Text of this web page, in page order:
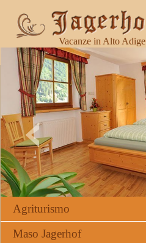
Vacanze in Alto Adige
Agriturismo
Maso Jagerhof